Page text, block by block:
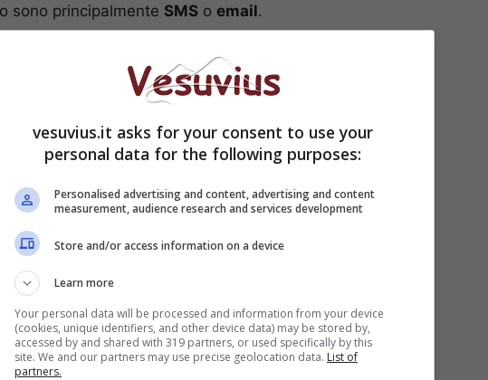
sono principalmente SMS o email.
“importanti” che riguardano possibili pacchi
o verifiche da effettuare sul proprio
creati appositamente per fa restare
nel mirino questa volta sono i possessori di
come riconoscere
vesuvius.it asks for your consent to use your
personal data for the following purposes:
Personalised advertising and content, advertising and content
measurement, audience research and services development
Store and/or access information on a device
Learn more
Your personal data will be processed and information from your device
(cookies, unique identifiers, and other device data) may be stored by,
accessed by and shared with 319 partners, or used specifically by this
site. We and our partners may use precise geolocation data. List of
partners.